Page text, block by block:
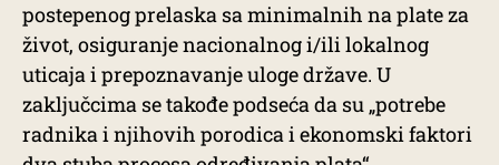
postepenog prelaska sa minimalnih na plate za
život, osiguranje nacionalnog i/ili lokalnog
uticaja i prepoznavanje uloge države. U
zaključcima se takođe podseća da su „potrebe
radnika i njihovih porodica i ekonomski faktori